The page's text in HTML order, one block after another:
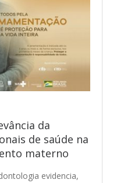
da
de saúde na
materno
evidencia,